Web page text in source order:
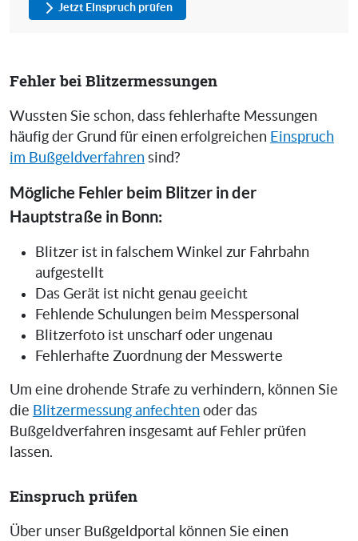
Jetzt Einspruch prüfen
Fehler bei Blitzermessungen
Wussten Sie schon, dass fehlerhafte Messungen
häufig der Grund für einen erfolgreichen Einspruch
im Bußgeldverfahren sind?
Mögliche Fehler beim Blitzer in der
Hauptstraße in Bonn:
Blitzer ist in falschem Winkel zur Fahrbahn
aufgestellt
Das Gerät ist nicht genau geeicht
Fehlende Schulungen beim Messpersonal
Blitzerfoto ist unscharf oder ungenau
Fehlerhafte Zuordnung der Messwerte
Um eine drohende Strafe zu verhindern, können Sie
die Blitzermessung anfechten oder das
Bußgeldverfahren insgesamt auf Fehler prüfen
lassen.
Einspruch prüfen
Über unser Bußgeldportal können Sie einen